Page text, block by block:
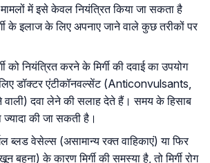
में इसे केवल नियंत्रित किया जा सकता है
के इलाज के लिए अपनाए जाने वाले कुछ तरीकों पर
को नियंत्रित करने के मिर्गी की दवाई का उपयोग
डॉक्टर एंटीकॉनवल्सेंट (Anticonvulsants,
वाली) दवा लेने की सलाह देते हैं। समय के हिसाब
की जा सकती है।
ब्लड वेसेल्स (असामान्य रक्त वाहिकाएं) या फिर
बहना) के कारण मिर्गी की समस्या है, तो मिर्गी रोग